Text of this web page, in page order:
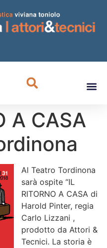
A CASA
Al Teatro Tordinona
sarà ospite “IL
RITORNO A CASA di
Harold Pinter, regia
Carlo Lizzani ,
prodotto da Attori &
Tecnici. La storia è